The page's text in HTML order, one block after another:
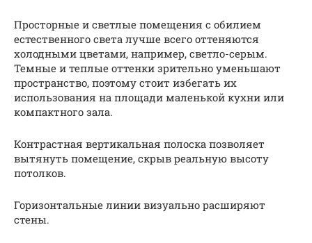
Просторные и светлые помещения с обилием
естественного света лучше всего оттеняются
холодными цветами, например, светло-серым.
Темные и теплые оттенки зрительно уменьшают
пространство, поэтому стоит избегать их
использования на площади маленькой кухни или
компактного зала.
Контрастная вертикальная полоска позволяет
вытянуть помещение, скрыв реальную высоту
потолков.
Горизонтальные линии визуально расширяют
стены.